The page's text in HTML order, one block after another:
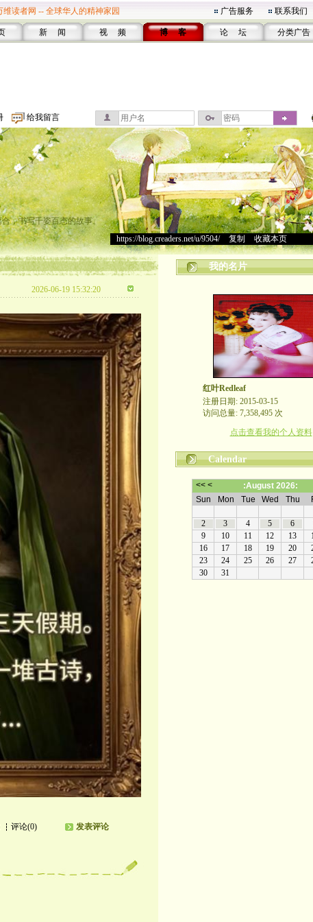
维读者网 -- 全球华人的精神家园 广告服务 联系我们
新 闻 视 频 博 客 论 坛 分类广告
给我留言
，书写千姿百态的故事。
https://blog.creaders.net/u/9504/> 复制 收藏本页
2026-06-19 15:32:20
评论(0) 发表评论
我的名片
红叶Redleaf
注册日期: 2015-03-15
访问总量: 7,358,495 次
点击查看我的个人资料
Calendar